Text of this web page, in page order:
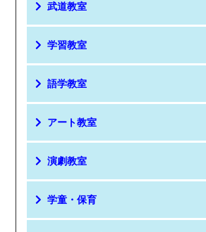
武道教室
学習教室
語学教室
アート教室
演劇教室
学童・保育